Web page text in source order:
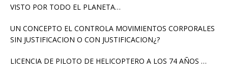
VISTO POR TODO EL PLANETA…
UN CONCEPTO EL CONTROLA MOVIMIENTOS CORPORALES
SIN JUSTIFICACION O CON JUSTIFICACION¿?
LICENCIA DE PILOTO DE HELICOPTERO A LOS 74 AÑOS …